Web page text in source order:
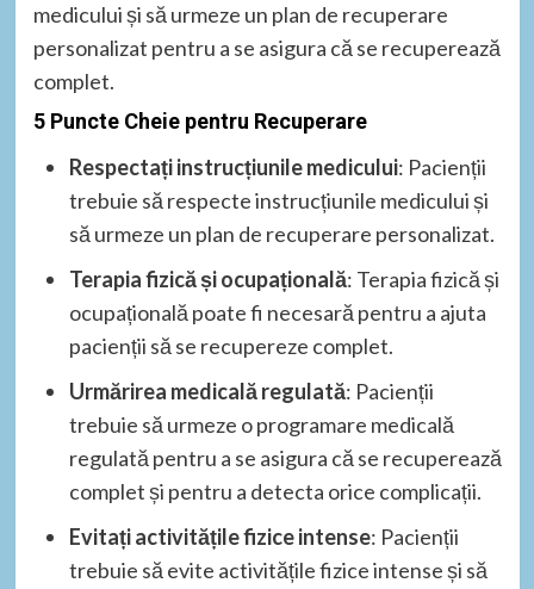
medicului și să urmeze un plan de recuperare
personalizat pentru a se asigura că se recuperează
complet.
5 Puncte Cheie pentru Recuperare
Respectați instrucțiunile medicului: Pacienții
trebuie să respecte instrucțiunile medicului și
să urmeze un plan de recuperare personalizat.
Terapia fizică și ocupațională: Terapia fizică și
ocupațională poate fi necesară pentru a ajuta
pacienții să se recupereze complet.
Urmărirea medicală regulată: Pacienții
trebuie să urmeze o programare medicală
regulată pentru a se asigura că se recuperează
complet și pentru a detecta orice complicații.
Evitați activitățile fizice intense: Pacienții
trebuie să evite activitățile fizice intense și să